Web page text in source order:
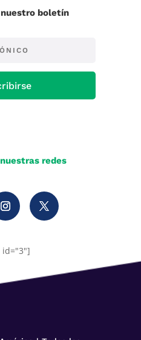
boletín
redes
id="3"]